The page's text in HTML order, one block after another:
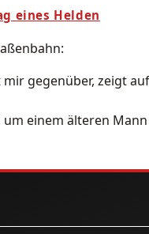
eines Helden
mir gegenüber, zeigt
um einem älteren